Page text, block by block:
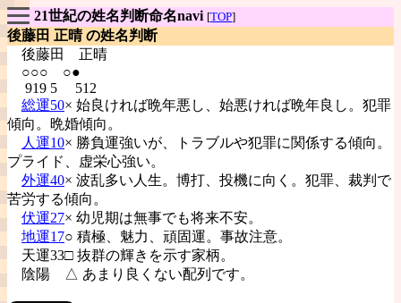
21世紀の姓名判断命名navi [TOP]
後藤田 正晴 の姓名判断
後藤田 正晴
○○○ ○●
919 5 512
総運50× 始良ければ晩年悪し、始悪ければ晩年良し。犯罪
傾向。晩婚傾向。
人運10× 勝負運強いが、トラブルや犯罪に関係する傾向。
プライド、虚栄心強い。
外運40× 波乱多い人生。博打、投機に向く。犯罪、裁判で
苦労する傾向。
伏運27× 幼児期は無事でも将来不安。
地運17○ 積極、魅力、頑固運。事故注意。
天運33□ 抜群の輝きを示す家柄。
陰陽
△ あまり良くない配列です。